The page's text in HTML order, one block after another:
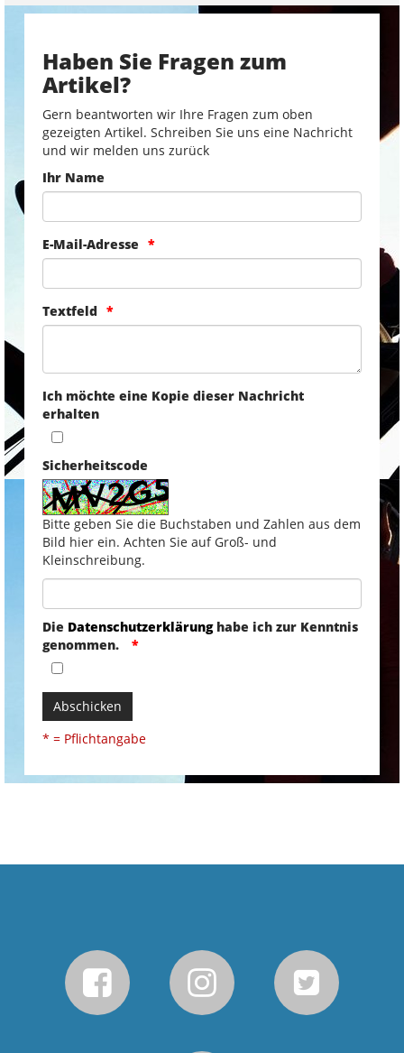
Haben Sie Fragen zum
Artikel?
Gern beantworten wir Ihre Fragen zum oben
gezeigten Artikel. Schreiben Sie uns eine Nachricht
und wir melden uns zurück
Ihr Name
E-Mail-Adresse
Textfeld
Ich möchte eine Kopie dieser Nachricht
erhalten
Sicherheitscode
Bitte geben Sie die Buchstaben und Zahlen aus dem
Bild hier ein. Achten Sie auf Groß- und
Kleinschreibung.
Die Datenschutzerklärunghabe ich zur Kenntnis
genommen.
Abschicken
* = Pflichtangabe